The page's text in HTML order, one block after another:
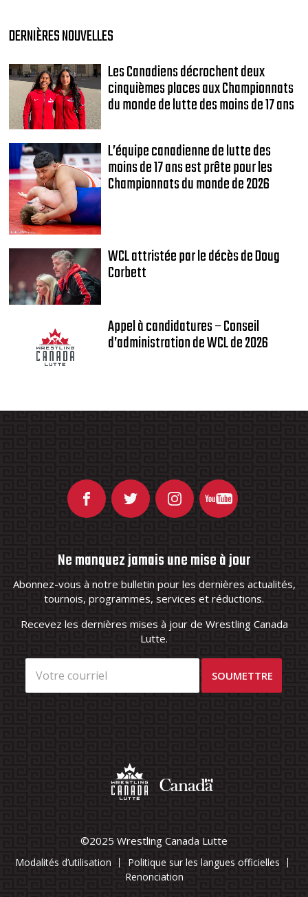
DERNIÈRES NOUVELLES
Les Canadiens décrochent deux
cinquièmes places aux Championnats
du monde de lutte des moins de 17 ans
L’équipe canadienne de lutte des
moins de 17 ans est prête pour les
Championnats du monde de 2026
WCL attristée par le décès de Doug
Corbett
Appel à candidatures – Conseil
d’administration de WCL de 2026
Ne manquez jamais une mise à jour
Abonnez-vous à notre bulletin pour les dernières actualités,
tournois, programmes, services et réductions.
Recevez les dernières mises à jour de Wrestling Canada
Lutte.
©2025 Wrestling Canada Lutte
Modalités d’utilisation
Politique sur les langues officielles
Renonciation